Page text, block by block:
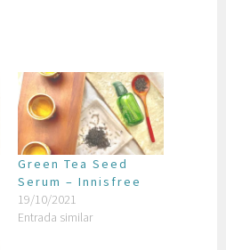
Green Tea Seed
Serum – Innisfree
19/10/2021
Entrada similar